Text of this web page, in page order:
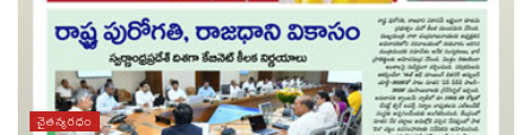
చైతన్యరధం